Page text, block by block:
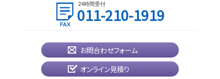
24時間受付
011-210-1919
お問合わせフォーム
オンライン見積り